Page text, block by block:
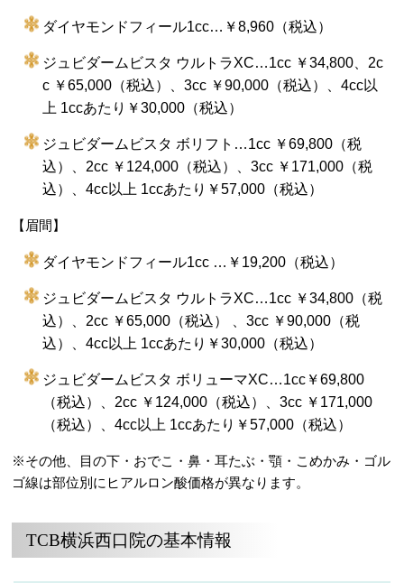
ダイヤモンドフィール1cc…￥8,960（税込）
ジュビダームビスタ ウルトラXC…1cc ￥34,800、2c
c ￥65,000（税込）、3cc ￥90,000（税込）、4cc以
上 1ccあたり￥30,000（税込）
ジュビダームビスタ ボリフト…1cc ￥69,800（税
込）、2cc ￥124,000（税込）、3cc ￥171,000（税
込）、4cc以上 1ccあたり￥57,000（税込）
【眉間】
ダイヤモンドフィール1cc …￥19,200（税込）
ジュビダームビスタ ウルトラXC…1cc ￥34,800（税
込）、2cc ￥65,000（税込） 、3cc ￥90,000（税
込）、4cc以上 1ccあたり￥30,000（税込）
ジュビダームビスタ ボリューマXC…1cc￥69,800
（税込）、2cc ￥124,000（税込）、3cc ￥171,000
（税込）、4cc以上 1ccあたり￥57,000（税込）
※その他、目の下・おでこ・鼻・耳たぶ・顎・こめかみ・ゴル
ゴ線は部位別にヒアルロン酸価格が異なります。
TCB横浜西口院の基本情報